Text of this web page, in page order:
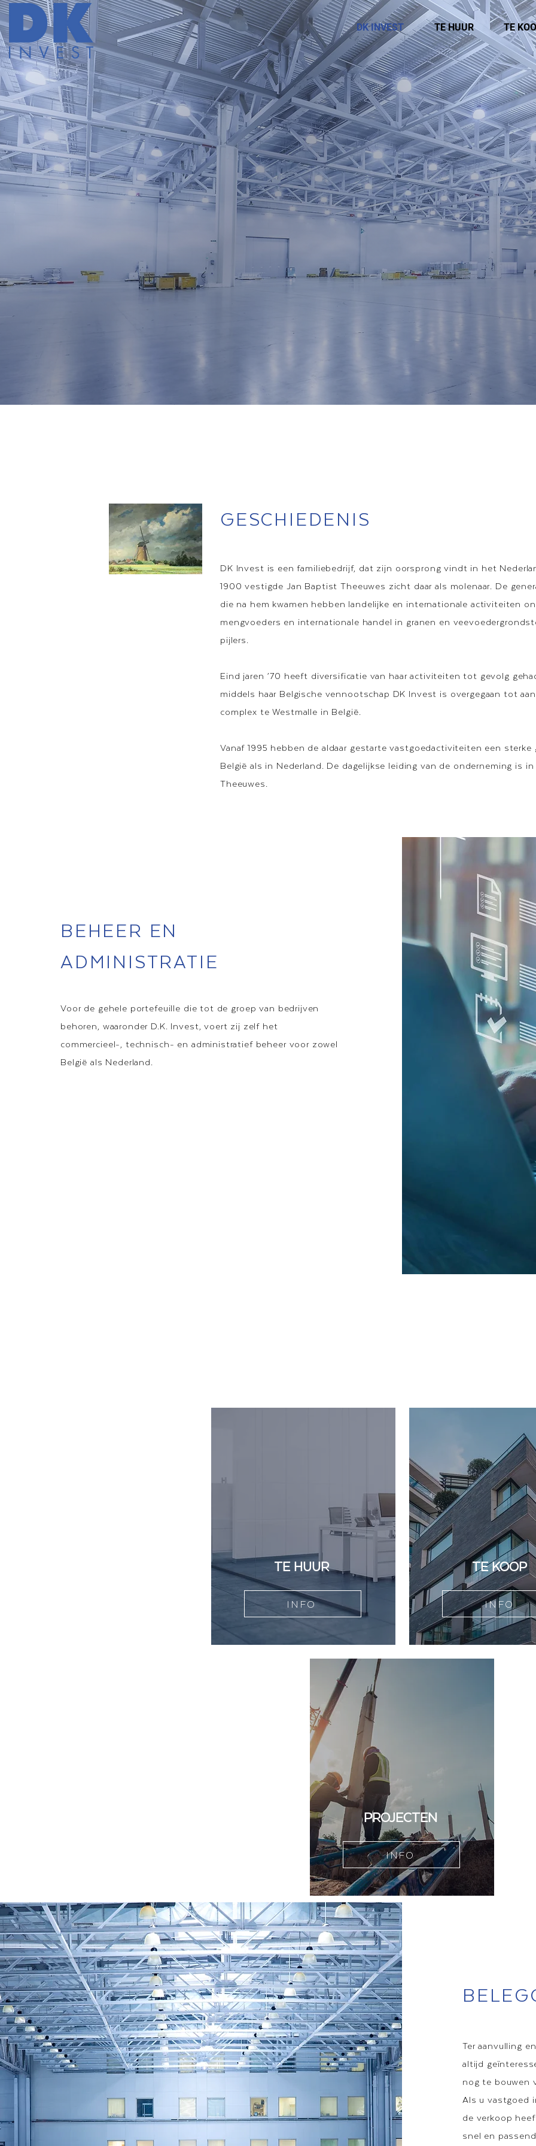
DK INVEST TE HUUR TE
DK INVEST:
KANTOREN, WINKELS EN RESIDENTIEEL
GESCHIEDENIS
DK Invest is een familiebedrijf, dat zijn oorsprong vindt in het
1900 vestigde Jan Baptist Theeuwes zicht daar als molenaar. De
die na hem kwamen hebben landelijke en internationale activiteiten
mengvoeders en internationale handel in granen en
pijlers.
Eind jaren ’70 heeft diversificatie van haar activiteiten tot gevolg
middels haar Belgische vennootschap DK Invest is overgegaan tot
complex te Westmalle in België.
Vanaf 1995 hebben de aldaar gestarte vastgoedactiviteiten een
België als in Nederland. De dagelijkse leiding van de onderneming is
Theeuwes.
BEHEER EN
ADMINISTRATIE
Voor de gehele portefeuille die tot de groep van bedrijven
behoren, waaronder D.K. Invest, voert zij zelf het
commercieel-, technisch- en administratief beheer voor zowel
België als Nederland.
De voornaamste activiteiten bestaan uit:
TE HUUR
INFO
TE KOOP
INFO
PROJECTEN
INFO
Ter aanvulling
altijd
nog te bouwen
Als u vastgoed
de verkoop
snel en